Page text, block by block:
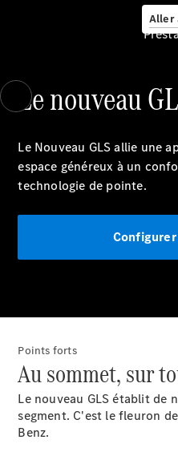
Aller
Prendre
vous à
l'atelier
Offre
digitale
Solutions
de recharge
Recharge en
déplacement
panne ou
pneus
Maintenance,
réparation et
garantie
Le nouveau
Le Nouveau GLS allie une
espace généreux à un
technologie de pointe.
Points forts
Au sommet, sur
Le nouveau GLS établit de
segment. C'est le fleuron
Benz.